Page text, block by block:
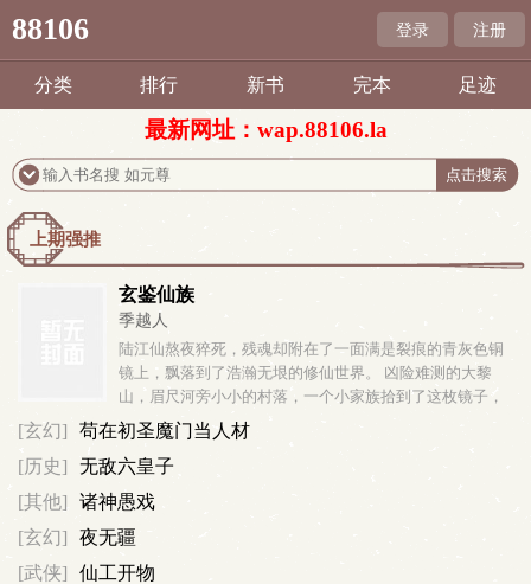
88106 登录 注册
分类 排行 新书 完本 足迹
最新网址：wap.88106.la
上期强推
玄鉴仙族
季越人
陆江仙熬夜猝死，残魂却附在了一面满是裂痕的青灰色铜
镜上，飘落到了浩瀚无垠的修仙世界。 凶险难测的大黎
山，眉尺河旁小小的村落，一个小家族拾到了这枚镜子，
于是传仙道授仙法，开启波澜壮阔的新时代。 (家族修仙，
不圣母，种田，无系统，群像...
[玄幻]
苟在初圣魔门当人材
[历史]
无敌六皇子
[其他]
诸神愚戏
[玄幻]
夜无疆
[武侠]
仙工开物